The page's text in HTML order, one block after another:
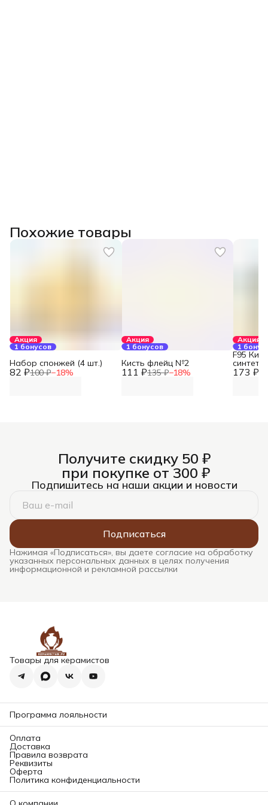
Похожие товары
Акция
1 бонусов
82 ₽100 ₽−18%
Набор спонжей (4 шт.)
Акция
1 бонусов
111 ₽135 ₽−18%
Кисть флейц №2
Акция
1
173 ₽
F95
белки
Получите скидку 50 ₽
при покупке от 300 ₽
Подпишитесь на наши акции и новости
Подписаться
Нажимая «Подписаться», вы даете согласие на обработку
указанных персональных данных в целях получения
информационной и рекламной рассылки
Товары для керамистов
Программа лояльности
Оплата
Доставка
Правила возврата
Реквизиты
Оферта
Политика конфиденциальности